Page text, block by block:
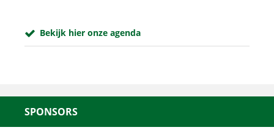
Bekijk hier onze agenda
SPONSORS